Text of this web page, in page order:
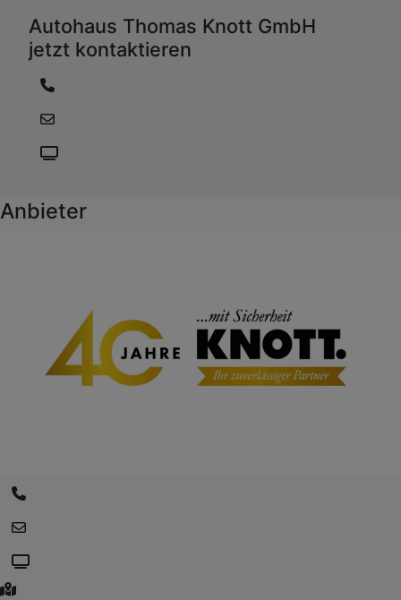
Autohaus Thomas Knott GmbH
jetzt kontaktieren
Anbieter